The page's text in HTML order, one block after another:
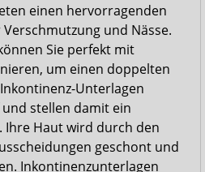
einen hervorragenden
und Nässe.
Sie perfekt mit
um einen doppelten
Unterlagen
stellen damit ein
Ihre Haut wird durch den
geschont und
Inkontinenzunterlagen